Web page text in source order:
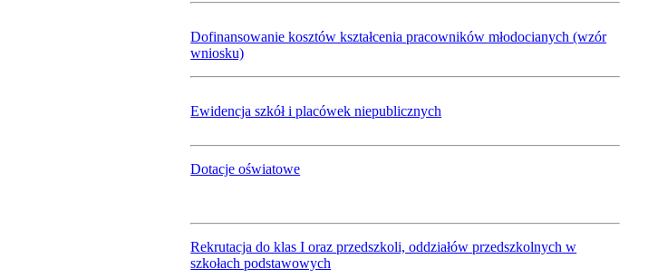
Dofinansowanie kosztów kształcenia pracowników młodocianych (wzór
wniosku)
Ewidencja szkół i placówek niepublicznych
Dotacje oświatowe
Rekrutacja do klas I oraz przedszkoli, oddziałów przedszkolnych w
szkołach podstawowych